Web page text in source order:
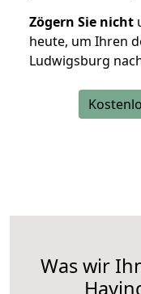
Zögern Sie nicht
heute, um Ihren
Ludwigsburg
Was wir